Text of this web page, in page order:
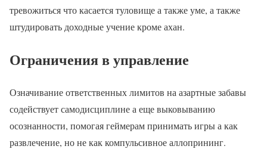
тревожиться что касается туловище а также уме, а также
штудировать доходные учение кроме ахан.
Ограничения в управление
Означивание ответственных лимитов на азартные забавы
содействует самодисциплине а еще выковыванию
осознанности, помогая геймерам принимать игры а как
развлечение, но не как компульсивное аллопрининг.